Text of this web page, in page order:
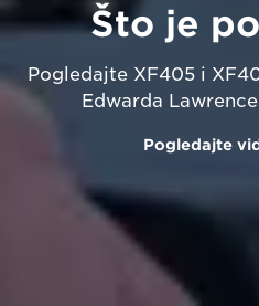
Što je
Pogledajte XF405 i
Edwarda
Pogledajte